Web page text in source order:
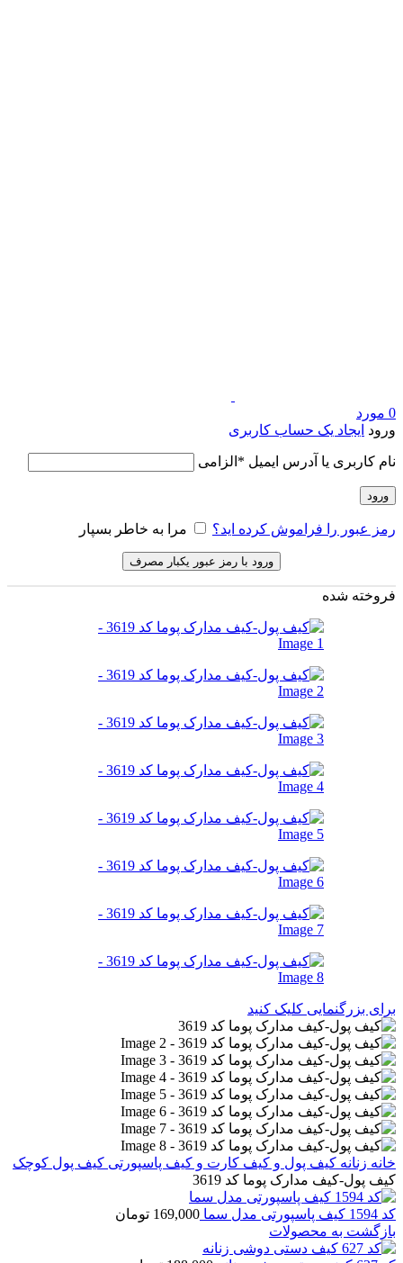
0 مورد
ورود ایجاد یک حساب کاربری
نام کاربری یا آدرس ایمیل * الزامی
ورود
رمز عبور را فراموش کرده اید؟ مرا به خاطر بسپار
ورود با رمز عبور یکبار مصرف
فروخته شده
برای بزرگنمایی کلیک کنید
خانه زنانه کیف پول و کیف کارت و کیف پاسپورتی کیف پول کوچک
کیف پول-کیف مدارک پوما کد 3619
کد 1594 کیف پاسپورتی مدل سما 169,000 تومان
بازگشت به محصولات